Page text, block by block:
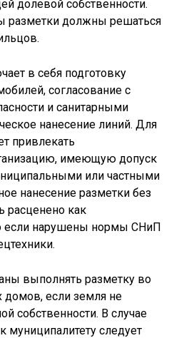
долевой собственности.
разметки должны решаться
в себя подготовку
согласование с
и санитарными
нанесение линий. Для
привлекать
имеющую допуск
или частными
нанесение разметки без
расценено как
если нарушены нормы СНиП
выполнять разметку во
домов, если земля не
собственности. В случае
муниципалитету следует